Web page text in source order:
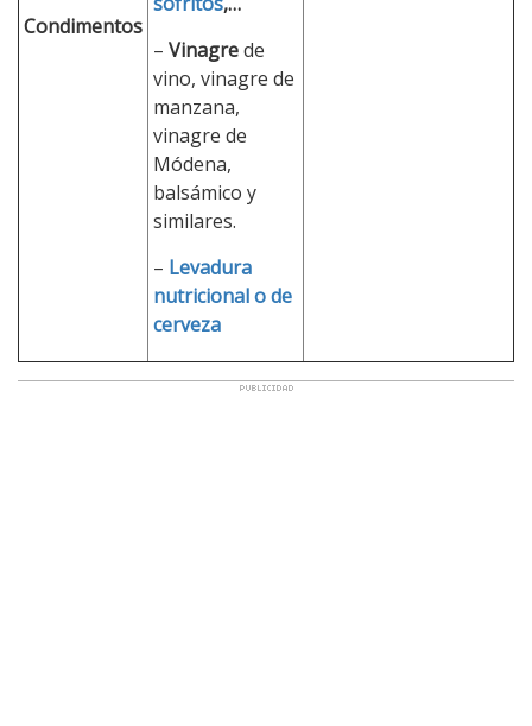
Condimentos
– Vinagrede
vino, vinagre de
manzana,
vinagre de
Módena,
balsámico y
similares.
– Levadura
nutricional o de
cerveza